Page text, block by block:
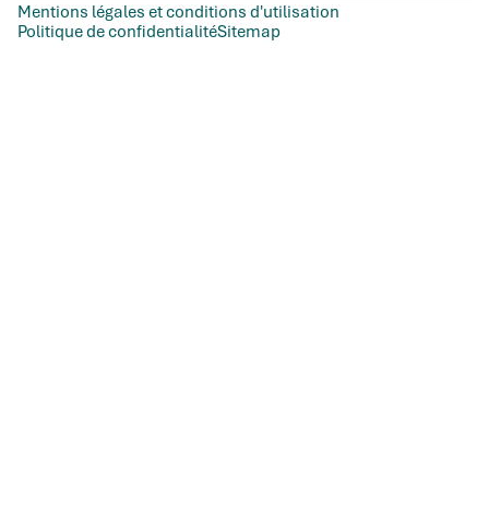
Mentions légales et conditions d'utilisation
Politique de confidentialitéSitemap